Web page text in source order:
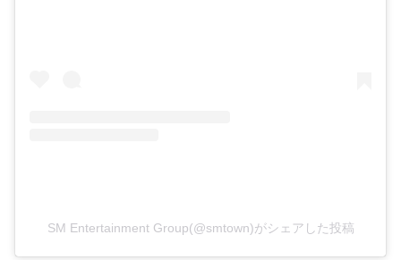
SM Entertainment Group(@smtown)がシェアした投稿